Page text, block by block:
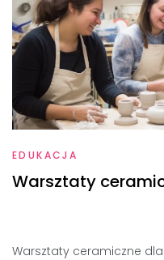
EDUKACJA
Warsztaty
Warsztaty ceramiczne